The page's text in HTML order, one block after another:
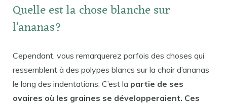
Quelle est la chose blanche sur
l’ananas?
Cependant, vous remarquerez parfois des choses qui
ressemblent à des polypes blancs sur la chair d’ananas
le long des indentations. C’est la partie de ses
ovaires où les graines se développeraient. Ces